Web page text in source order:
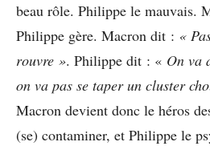
beau rôle. Philippe le mauvais.
Philippe gère. Macron dit : «
rouvre ». Philippe dit : « On va
on va pas se taper un cluster
Macron devient donc le héros
(se) contaminer, et Philippe le